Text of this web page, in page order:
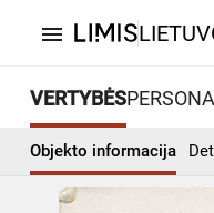
menu
VERTYBĖS
Objekto informacija